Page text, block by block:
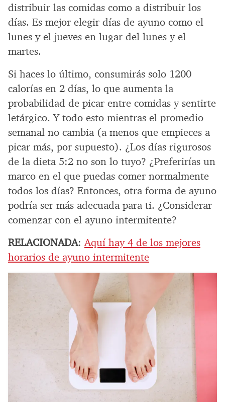
distribuir las comidas como a distribuir los
días. Es mejor elegir días de ayuno como el
lunes y el jueves en lugar del lunes y el
martes.
Si haces lo último, consumirás solo 1200
calorías en 2 días, lo que aumenta la
probabilidad de picar entre comidas y sentirte
letárgico. Y todo esto mientras el promedio
semanal no cambia (a menos que empieces a
picar más, por supuesto). ¿Los días rigurosos
de la dieta 5:2 no son lo tuyo? ¿Preferirías un
marco en el que puedas comer normalmente
todos los días? Entonces, otra forma de ayuno
podría ser más adecuada para ti. ¿Considerar
comenzar con el ayuno intermitente?
RELACIONADA:Aquí hay 4 de los mejores
horarios de ayuno intermitente